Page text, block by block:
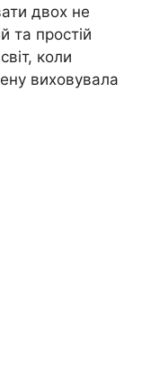
двох не
та простій
коли
виховувала